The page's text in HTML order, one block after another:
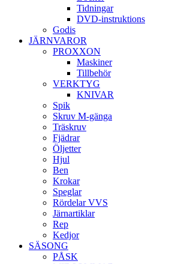
Tidningar
DVD-instruktions
Godis
JÄRNVAROR
PROXXON
Maskiner
Tillbehör
VERKTYG
KNIVAR
Spik
Skruv M-gänga
Träskruv
Fjädrar
Öljetter
Hjul
Ben
Krokar
Speglar
Rördelar VVS
Järnartiklar
Rep
Kedjor
SÄSONG
PÅSK